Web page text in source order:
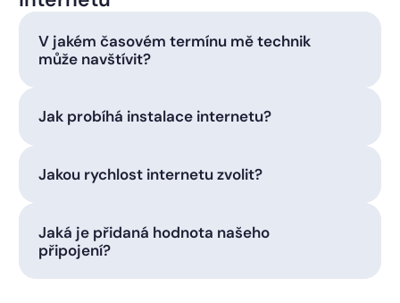
V jakém časovém termínu mě technik
může navštívit?
Jak probíhá instalace internetu?
Jakou rychlost internetu zvolit?
Jaká je přidaná hodnota našeho
připojení?